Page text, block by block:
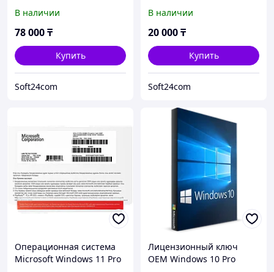
В наличии
78 000₸
Купить
Soft24com
В наличии
20 000₸
Купить
Soft24com
Операционная система
Microsoft Windows 11 Pro
Лицензионный ключ
OEM Windows 10 Pro